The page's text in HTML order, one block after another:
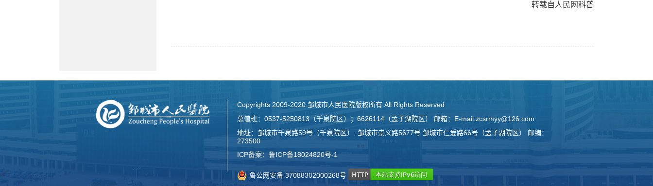
转载自人民网科普
Copyrights 2009-2020 邹城市人民医院版权所有 All Rights Reserved
总值班：0537-5250813（千泉院区）；6626114（孟子湖院区） 邮箱：E-mail:zcsrmyy@126.com
地址：邹城市千泉路59号（千泉院区）; 邹城市崇义路5677号 邹城市仁爱路66号（孟子湖院区） 邮编：
273500
ICP备案： 鲁ICP备18024820号-1
鲁公网安备 37088302000268号